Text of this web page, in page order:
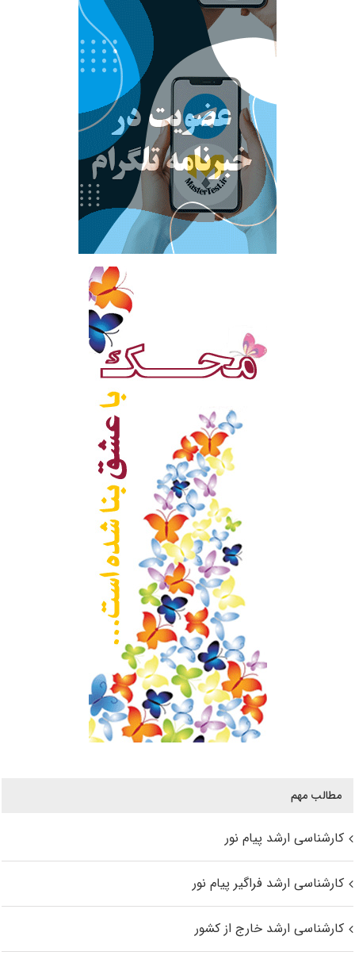
مطالب مهم
کارشناسی ارشد پیام نور
کارشناسی ارشد فراگیر پیام نور
کارشناسی ارشد خارج از کشور